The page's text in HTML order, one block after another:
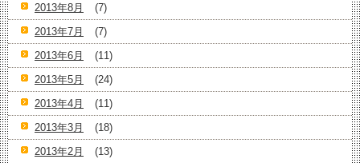
2013年8月
(7)
2013年7月
(7)
2013年6月
(11)
2013年5月
(24)
2013年4月
(11)
2013年3月
(18)
2013年2月
(13)